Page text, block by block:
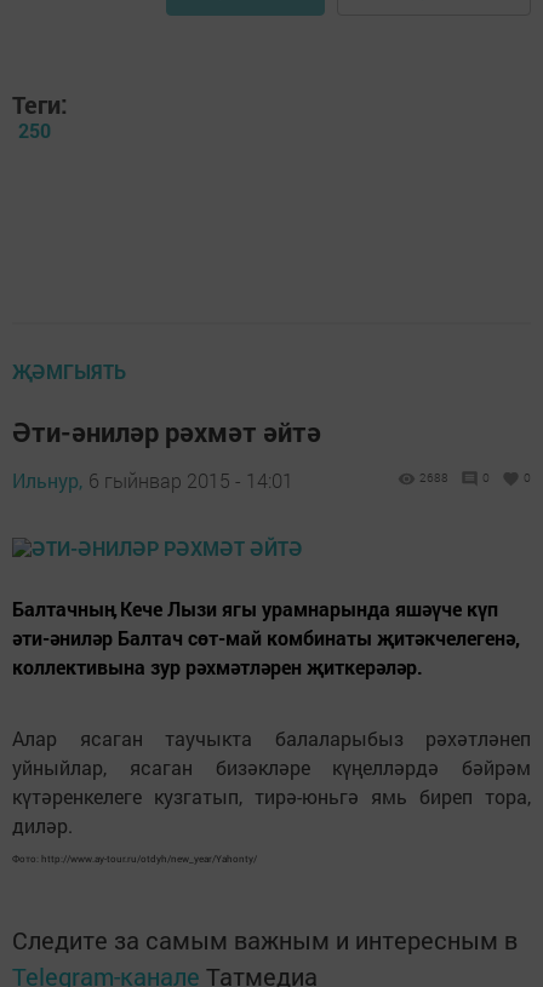
Теги:
250
ҖӘМГЫЯТЬ
Әти-әниләр рәхмәт әйтә
Ильнур, 6 гыйнвар 2015 - 14:01 2688 0 0
Балтачныӊ Кече Лызи ягы урамнарында яшәүче күп
әти-әниләр Балтач сөт-май комбинаты җитәкчелегенә,
коллективына зур рәхмәтләрен җиткерәләр.
Алар ясаган таучыкта балаларыбыз рәхәтләнеп
уйныйлар, ясаган бизәкләре күңелләрдә бәйрәм
күтәренкелеге кузгатып, тирә-юньгә ямь биреп тора,
диләр.
Фото: http://www.ay-tour.ru/otdyh/new_year/Yahonty/
Следите за самым важным и интересным в
Telegram-канале Татмедиа